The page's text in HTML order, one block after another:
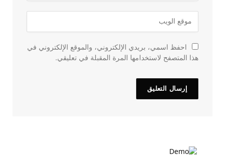
احفظ اسمي، بريدي الإلكتروني، والموقع الإلكتروني في
هذا المتصفح لاستخدامها المرة المقبلة في تعليقي.